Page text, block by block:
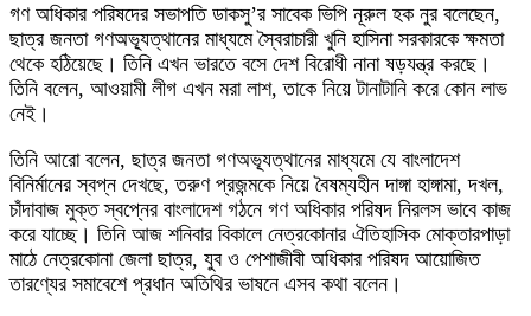
গণ অধিকার পরিষদের সভাপতি ডাকসু’র সাবেক ভিপি নূরুল হক নুর বলেছেন,
ছাত্র জনতা গণঅভ্যূত্থানের মাধ্যমে স্বৈরাচারী খুনি হাসিনা সরকারকে ক্ষমতা
থেকে হঠিয়েছে। তিনি এখন ভারতে বসে দেশ বিরোধী নানা ষড়যন্ত্র করছে।
তিনি বলেন, আওয়ামী লীগ এখন মরা লাশ, তাকে নিয়ে টানাটানি করে কোন লাভ
নেই।
তিনি আরো বলেন, ছাত্র জনতা গণঅভ্যূত্থানের মাধ্যমে যে বাংলাদেশ
বিনির্মানের স্বপ্ন দেখছে, তরুণ প্রজন্মকে নিয়ে বৈষম্যহীন দাঙ্গা হাঙ্গামা, দখল,
চাঁদাবাজ মুক্ত স্বপ্নের বাংলাদেশ গঠনে গণ অধিকার পরিষদ নিরলস ভাবে কাজ
করে যাচ্ছে। তিনি আজ শনিবার বিকালে নেত্রকোনার ঐতিহাসিক মোক্তারপাড়া
মাঠে নেত্রকোনা জেলা ছাত্র, যুব ও পেশাজীবী অধিকার পরিষদ আয়োজিত
তারণ্যের সমাবেশে প্রধান অতিথির ভাষনে এসব কথা বলেন।